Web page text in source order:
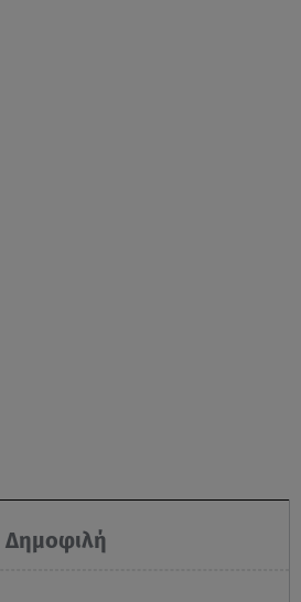
Δημοφιλή